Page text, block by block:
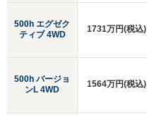
500h エグゼク
ティブ 4WD
500h バージョ
ンL 4WD
1731万円(税込)
1564万円(税込)